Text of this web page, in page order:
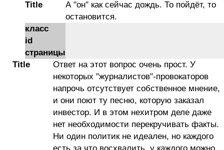
Title
А "он" как сейчас дождь. То пойдёт, то
остановится.
класс
id
страницы
Title
Ответ на этот вопрос очень прост. У
некоторых "журналистов"-провокаторов
напрочь отсутствует собственное мнение,
и они поют ту песню, которую заказал
инвестор. И в этом нехитром деле даже
нет необходимости перекручивать факты.
Ни один политик не идеален, но каждого
есть за что восхвалить, у каждого можно